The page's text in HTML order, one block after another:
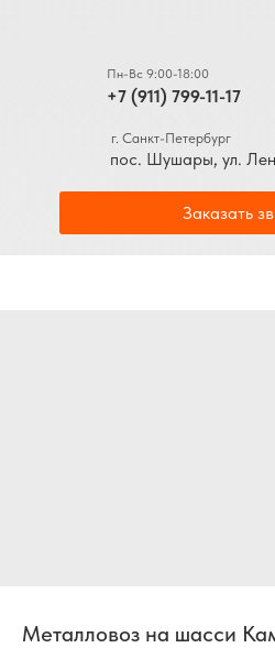
+7 (911) 799-11-17
Пн-Вс 9:00-18:00
Заказать
пос. Шушары, ул.
г. Санкт-Петербург
Металловоз на шасси